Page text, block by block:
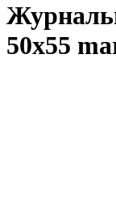
50х55